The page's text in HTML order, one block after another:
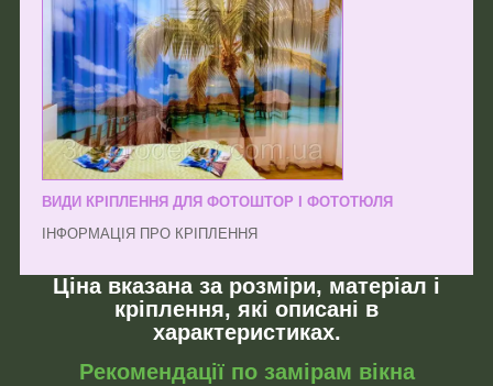
ВИДИ КРІПЛЕННЯ ДЛЯ ФОТОШТОР І ФОТОТЮЛЯ
ІНФОРМАЦІЯ ПРО КРІПЛЕННЯ
Ціна вказана за розміри, матеріал і
кріплення, які описані в
характеристиках.
Рекомендації по замірам вікна